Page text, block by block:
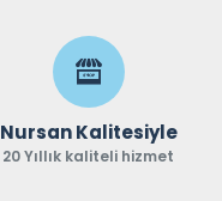
Nursan Kalitesiyle
20 Yıllık kaliteli hizmet